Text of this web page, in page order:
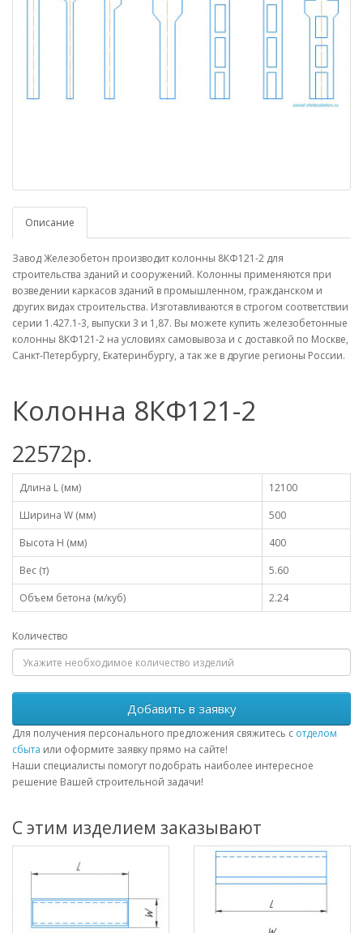
Описание
Завод Железобетон производит колонны 8КФ121-2 для
строительства зданий и сооружений. Колонны применяются при
возведении каркасов зданий в промышленном, гражданском и
других видах строительства. Изготавливаются в строгом соответствии
серии 1.427.1-3, выпуски 3 и 1,87. Вы можете купить железобетонные
колонны 8КФ121-2 на условиях самовывоза и с доставкой по Москве,
Санкт-Петербургу, Екатеринбургу, а так же в другие регионы России.
Колонна 8КФ121-2
22572р.
Длина L (мм)
12100
Ширина W (мм)
500
Высота H (мм)
400
Вес (т)
5.60
Объем бетона (м/куб)
2.24
Количество
Добавить в заявку
Для получения персонального предложения свяжитесь с отделом
сбыта или оформите заявку прямо на сайте!
Наши специалисты помогут подобрать наиболее интересное
решение Вашей строительной задачи!
С этим изделием заказывают